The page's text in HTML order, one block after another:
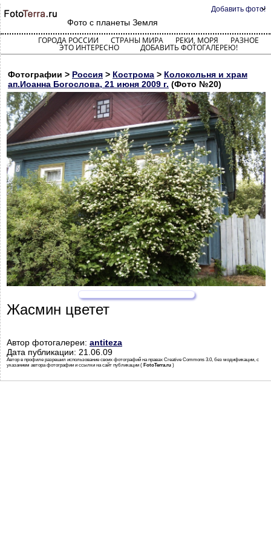
Добавить фото!
Фото с планеты Земля
ГОРОДА РОССИИ СТРАНЫ МИРА РЕКИ, МОРЯ РАЗНОЕ
ЭТО ИНТЕРЕСНО ДОБАВИТЬ ФОТОГАЛЕРЕЮ!
Фотографии > Россия > Кострома > Колокольня и храм
ап.Иоанна Богослова, 21 июня 2009 г. (Фото №20)
Жасмин цветет
Автор фотогалереи: antiteza
Дата публикации: 21.06.09
Автор в профиле разрешил использование своих фотографий на правах Creative Commons 3.0, без модификации, с
указанием автора фотографии и ссылки на сайт публикации ( FotoTerra.ru )